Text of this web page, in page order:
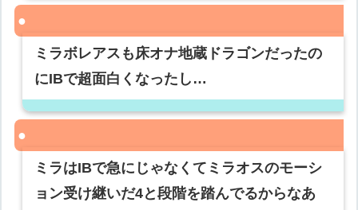
ミラボレアスも床オナ地蔵ドラゴンだったの
にIBで超面白くなったし…
ミラはIBで急にじゃなくてミラオスのモーシ
ョン受け継いだ4と段階を踏んでるからなあ